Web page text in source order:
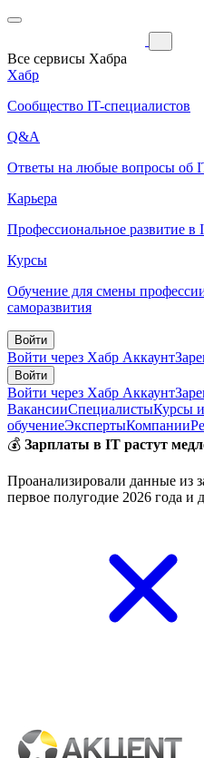
Все сервисы Хабра
Хабр
Сообщество IT-специалистов
Q&A
Ответы на любые вопросы об
Карьера
Профессиональное развитие в
Курсы
Обучение для смены
саморазвития
Войти
Войти через Хабр Аккаунт
Войти
Войти через Хабр Аккаунт
ВакансииСпециалистыКурсы и
обучениеЭкспертыКомпании
💰 Зарплаты в IT растут
Проанализировали данные из
первое полугодие 2026 года и